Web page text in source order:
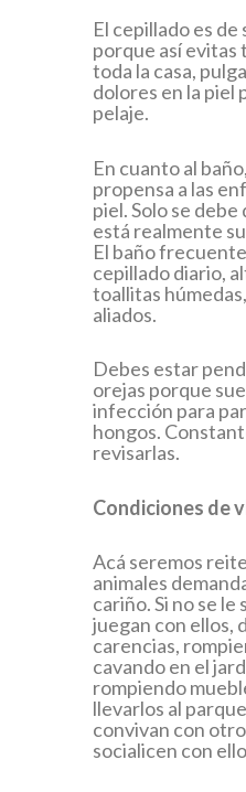
El cepillado es
porque así evitas
toda la casa,
dolores en la piel
pelaje.
En cuanto al
propensa a las
piel. Solo se
está realmente
El baño
cepillado diario,
toallitas
aliados.
Debes estar
orejas porque
infección para
hongos.
revisarlas.
Condiciones de
Acá seremos
animales
cariño. Si no se le
juegan con ellos,
carencias,
cavando en el
rompiendo
llevarlos al
convivan con
socialicen con